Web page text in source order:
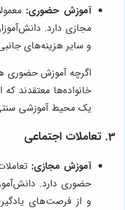
آموزش حضوری:
مجازی دارد.
و سایر هزینه‌های
اگرچه آموزش حضوری
خانواده‌ها معتقدند
یک محیط آموزشی سنتی
3. تعاملات اجتماعی
آموزش مجازی:
حضوری دارد.
و از فرصت‌های